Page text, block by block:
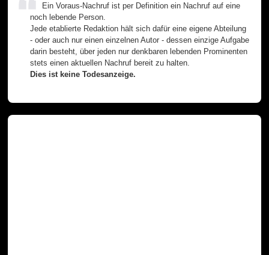
Ein Voraus-Nachruf ist per Definition ein Nachruf auf eine
noch lebende Person.
Jede etablierte Redaktion hält sich dafür eine eigene Abteilung
- oder auch nur einen einzelnen Autor - dessen einzige Aufgabe
darin besteht, über jeden nur denkbaren lebenden Prominenten
stets einen aktuellen Nachruf bereit zu halten.
Dies ist keine Todesanzeige.